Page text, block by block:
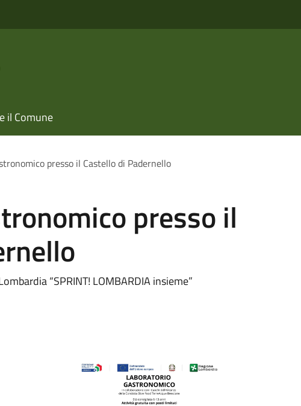
il Comune
presso il Castello di Padernello
presso il
“SPRINT! LOMBARDIA insieme”